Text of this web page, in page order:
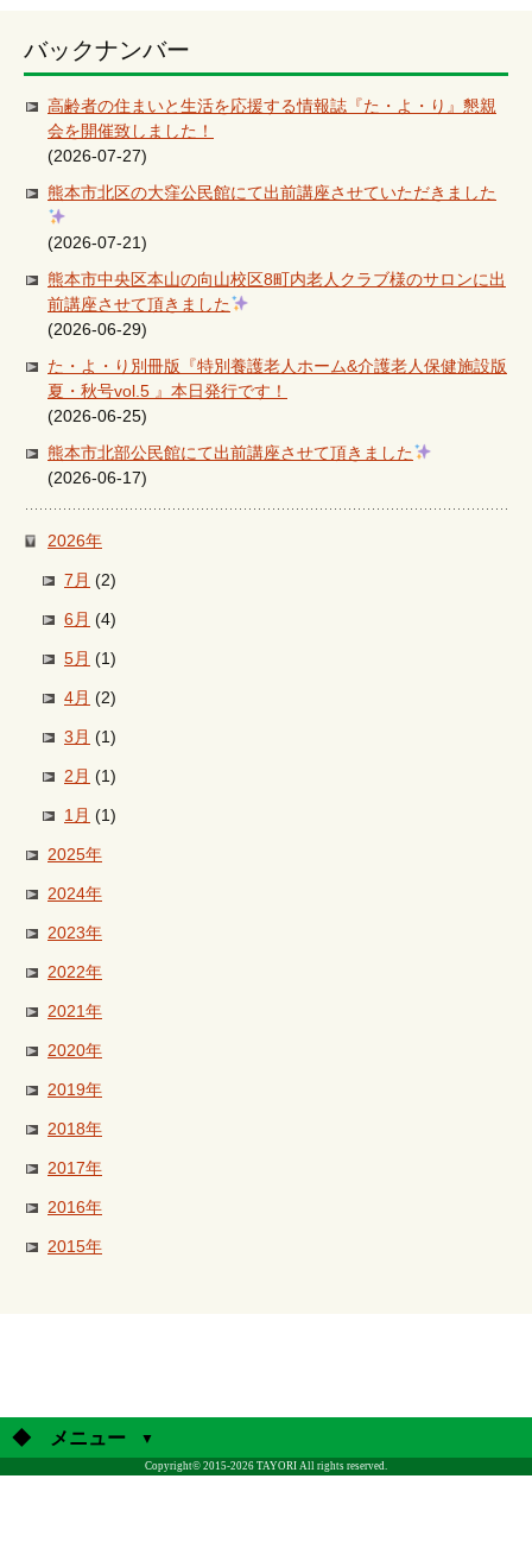
バックナンバー
高齢者の住まいと生活を応援する情報誌『た・よ・り』懇親
会を開催致しました！
(2026-07-27)
熊本市北区の大窪公民館にて出前講座させていただきました
(2026-07-21)
熊本市中央区本山の向山校区8町内老人クラブ様のサロンに出
前講座させて頂きました
(2026-06-29)
た・よ・り別冊版『特別養護老人ホーム&介護老人保健施設版
夏・秋号vol.5 』本日発行です！
(2026-06-25)
熊本市北部公民館にて出前講座させて頂きました
(2026-06-17)
2026年
7月 (2)
6月 (4)
5月 (1)
4月 (2)
3月 (1)
2月 (1)
1月 (1)
2025年
2024年
2023年
2022年
2021年
2020年
2019年
2018年
2017年
2016年
2015年
◆ メニュー
Copyright© 2015-2026 TAYORI All rights reserved.